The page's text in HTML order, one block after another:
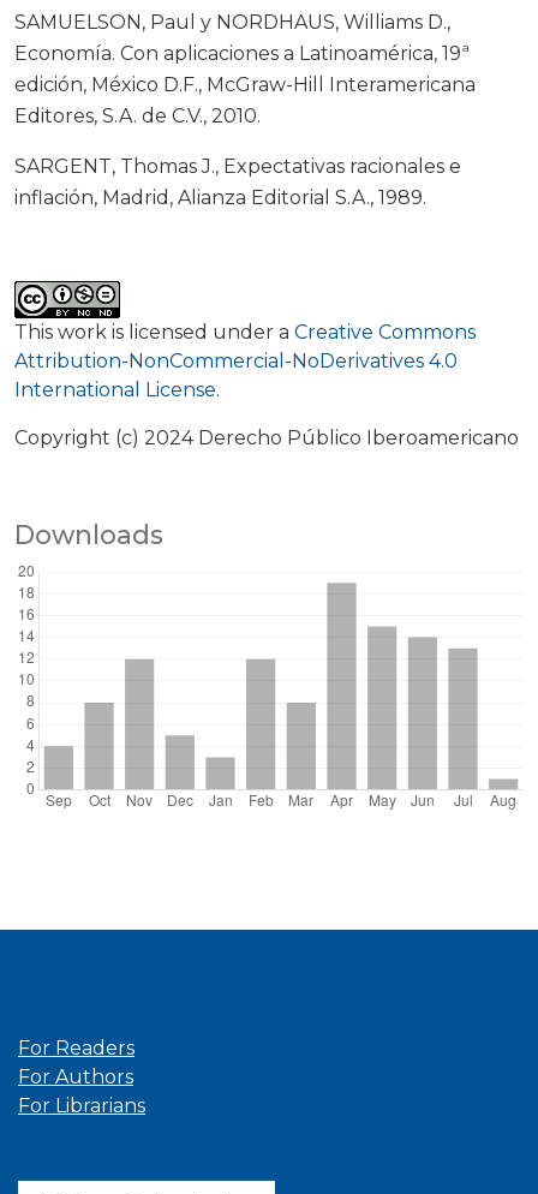
This work is licensed under a Creative Commons
Attribution-NonCommercial-NoDerivatives 4.0
International License.
Copyright (c) 2024 Derecho Público Iberoamericano
Downloads
SAMUELSON, Paul y NORDHAUS, Williams D.,
Economía. Con aplicaciones a Latinoamérica, 19ª
edición, México D.F., McGraw-Hill Interamericana
Editores, S.A. de C.V., 2010.
SARGENT, Thomas J., Expectativas racionales e
inflación, Madrid, Alianza Editorial S.A., 1989.
For Readers
For Authors
For Librarians